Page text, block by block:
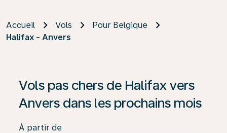
Accueil Vols
Pour Belgique
Halifax - Anvers
Vols pas chers de Halifax vers
Anvers dans les prochains mois
À partir de
Si aucun résultat n’est disponible, cliquez sur «